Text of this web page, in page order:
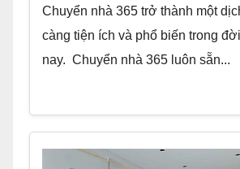
Chuyển nhà 365 trở thành một
càng tiện ích và phổ biến trong
nay. Chuyển nhà 365 luôn sẵn...